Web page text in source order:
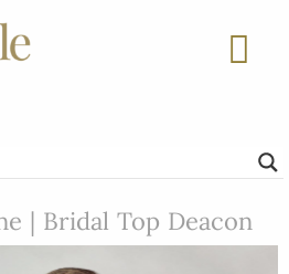
| Bridal Top Deacon